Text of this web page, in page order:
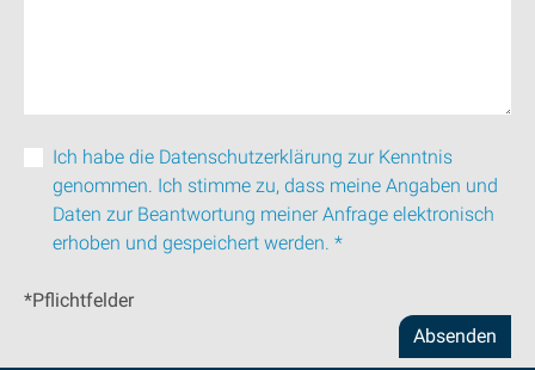
Ich habe die Datenschutzerklärung zur Kenntnis
genommen. Ich stimme zu, dass meine Angaben und
Daten zur Beantwortung meiner Anfrage elektronisch
erhoben und gespeichert werden. *
*Pflichtfelder
Absenden